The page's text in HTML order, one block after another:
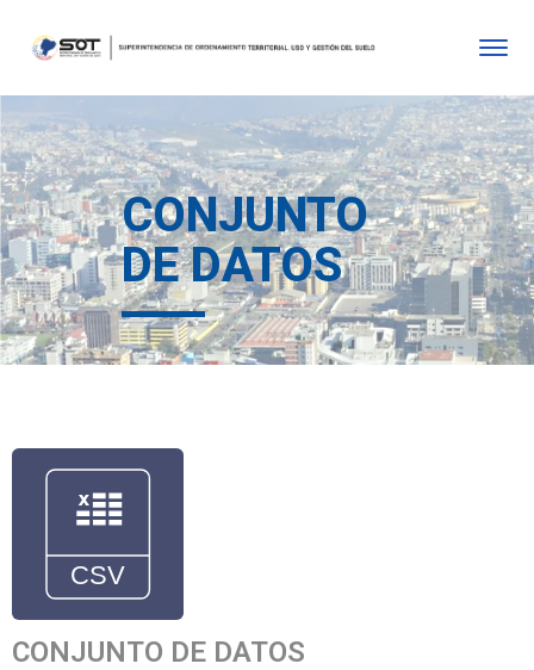
CONJUNTO
DE DATOS
CONJUNTO DE DATOS